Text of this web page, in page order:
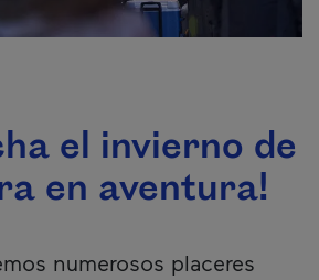
el invierno de
en aventura!
numerosos placeres